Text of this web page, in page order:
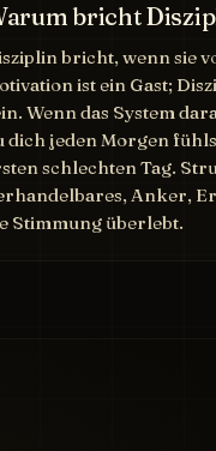
bricht
bricht, wenn sie
ist ein Gast;
Wenn das System
dich jeden Morgen
schlechten Tag.
Anker,
Stimmung überlebt.